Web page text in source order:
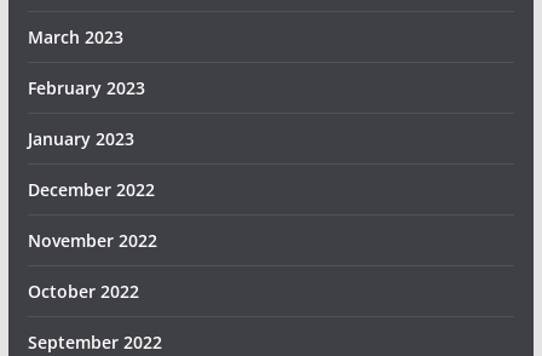
March 2023
February 2023
January 2023
December 2022
November 2022
October 2022
September 2022